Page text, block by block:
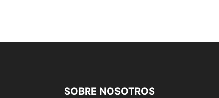
SOBRE NOSOTROS